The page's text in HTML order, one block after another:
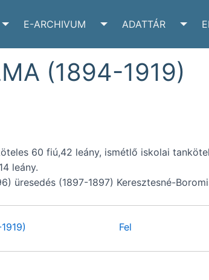
SUBMENU
TOGGLE KUTATÁS SUBMENU
E-ARCHIVUM
TOGGLE E-
ADATTÁR
(1894-1919)
60 fiú,42 leány, ismétlő iskolai
leány.
üresedés (1897-1897) Keresztesné-
Fel